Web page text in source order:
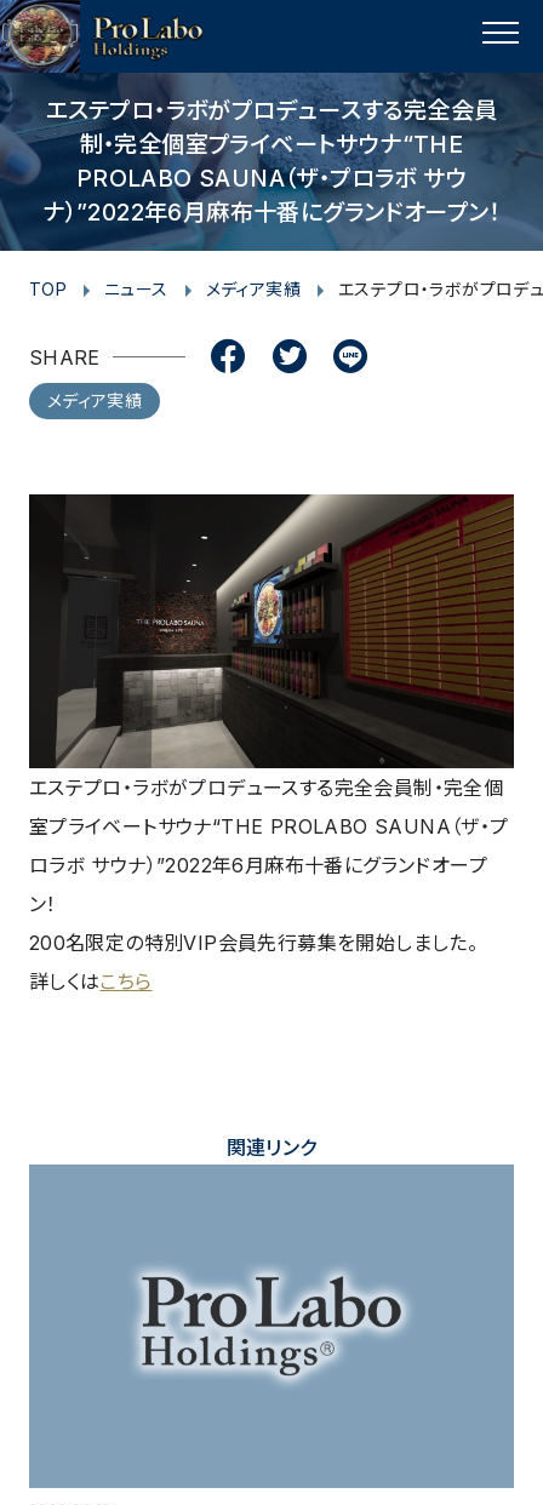
MENU
エステプロ・ラボがプロデュースする完全会員
制・完全個室プライベートサウナ“THE
PROLABO SAUNA（ザ・プロラボ サウ
ナ）”2022年6月麻布十番にグランドオープン！
TOP ニュース メディア実績 エステプロ・ラボがプロデ
SHARE
c
e
b
o
o
k
i
t
t
e
r
n
e
メディア実績
エステプロ・ラボがプロデュースする完全会員制・完全個
室プライベートサウナ“THE PROLABO SAUNA（ザ・プ
ロラボ サウナ）”2022年6月麻布十番にグランドオープ
ン！
200名限定の特別VIP会員先行募集を開始しました。
詳しくはこちら
関連リンク
p
a
g
e
t
o
p
s
t
a
g
r
a
m
c
e
b
o
o
k
i
t
t
e
r
u
t
u
b
e